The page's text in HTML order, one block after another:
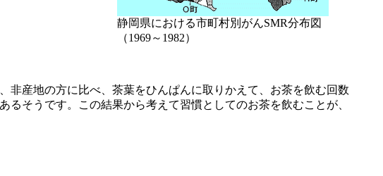
静岡県における市町村別がんSMR分布図
（1969～1982）
非産地の方に比べ、茶葉をひんぱんに取りかえて、お茶を飲む回数
そうです。この結果から考えて習慣としてのお茶を飲むことが、